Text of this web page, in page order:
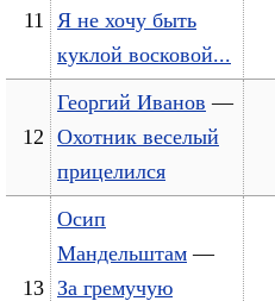
11 Я не хочу быть
куклой восковой...
12
Георгий Иванов —
Охотник веселый
прицелился
13
Осип
Мандельштам —
За гремучую